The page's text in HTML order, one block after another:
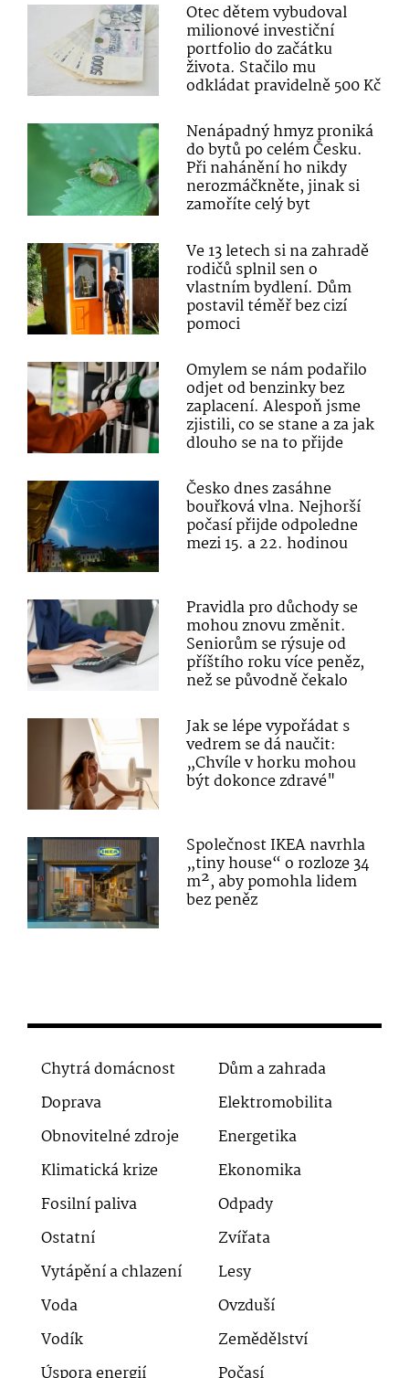
Otec dětem vybudoval
milionové investiční
portfolio do začátku
života. Stačilo mu
odkládat pravidelně 500 Kč
Nenápadný hmyz proniká
do bytů po celém Česku.
Při nahánění ho nikdy
nerozmáčkněte, jinak si
zamoříte celý byt
Ve 13 letech si na zahradě
rodičů splnil sen o
vlastním bydlení. Dům
postavil téměř bez cizí
pomoci
Omylem se nám podařilo
odjet od benzinky bez
zaplacení. Alespoň jsme
zjistili, co se stane a za jak
dlouho se na to přijde
Česko dnes zasáhne
bouřková vlna. Nejhorší
počasí přijde odpoledne
mezi 15. a 22. hodinou
Pravidla pro důchody se
mohou znovu změnit.
Seniorům se rýsuje od
příštího roku více peněz,
než se původně čekalo
Jak se lépe vypořádat s
vedrem se dá naučit:
„Chvíle v horku mohou
být dokonce zdravé"
Společnost IKEA navrhla
„tiny house“ o rozloze 34
m², aby pomohla lidem
bez peněz
Chytrá domácnost
Dům a zahrada
Doprava
Elektromobilita
Obnovitelné zdroje
Energetika
Klimatická krize
Ekonomika
Fosilní paliva
Odpady
Ostatní
Zvířata
Vytápění a chlazení
Lesy
Voda
Ovzduší
Vodík
Zemědělství